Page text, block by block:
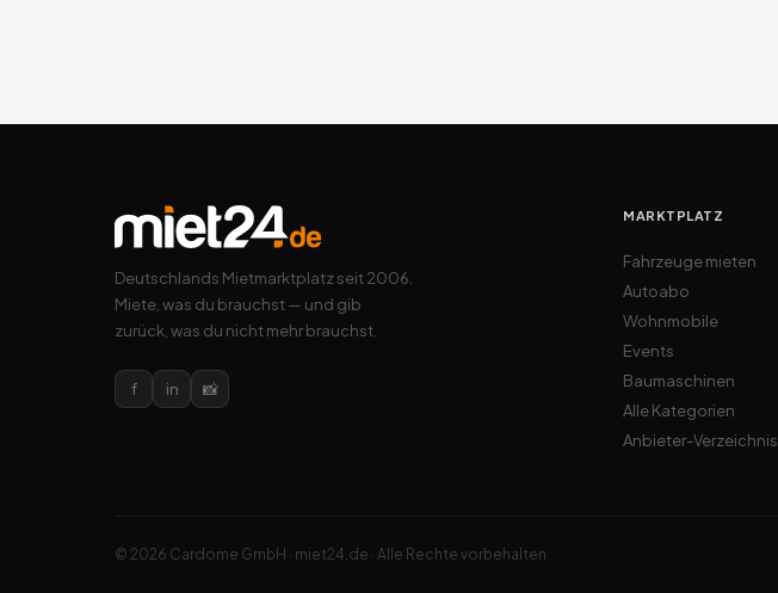
Deutschlands Mietmarktplatz seit 2006.
Miete, was du brauchst — und gib
zurück, was du nicht mehr brauchst.
f in 📸
MARKTPLATZ
Fahrzeuge mieten
Autoabo
Wohnmobile
Events
Baumaschinen
Alle Kategorien
Anbieter-Verzeichnis
© 2026 Cardome GmbH · miet24.de · Alle Rechte vorbehalten